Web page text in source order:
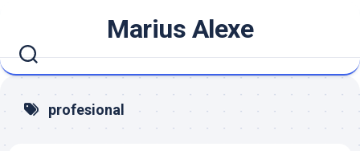
content
Marius Alexe
profesional